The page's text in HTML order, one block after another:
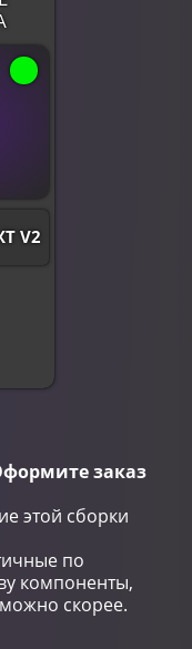
V2
заказ
этой сборки
по
компоненты,
скорее.